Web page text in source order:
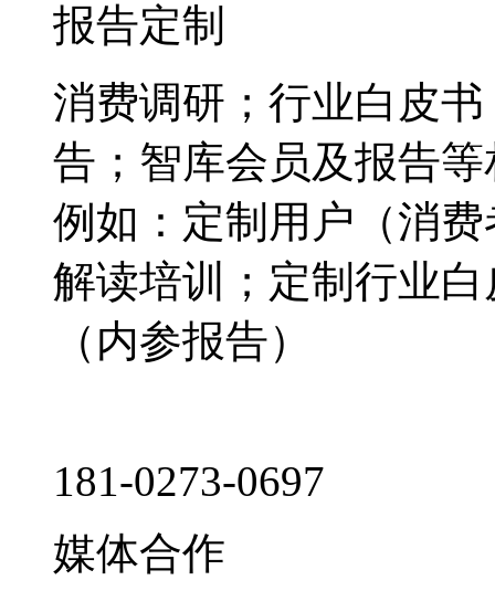
报告定制
消费调研；行业白皮
告；智库会员及报告
例如：定制用户（消
解读培训；定制行业
（内参报告）
181-0273-0697
媒体合作